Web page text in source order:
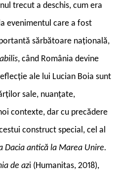
trecut a deschis, cum era
evenimentul care a fost
sărbătoare națională,
, când România devine
ale lui Lucian Boia sunt
sale, nuanțate,
contexte, dar cu precădere
construct special, cel al
Dacia antică la Marea Unire.
de azi (Humanitas, 2018),